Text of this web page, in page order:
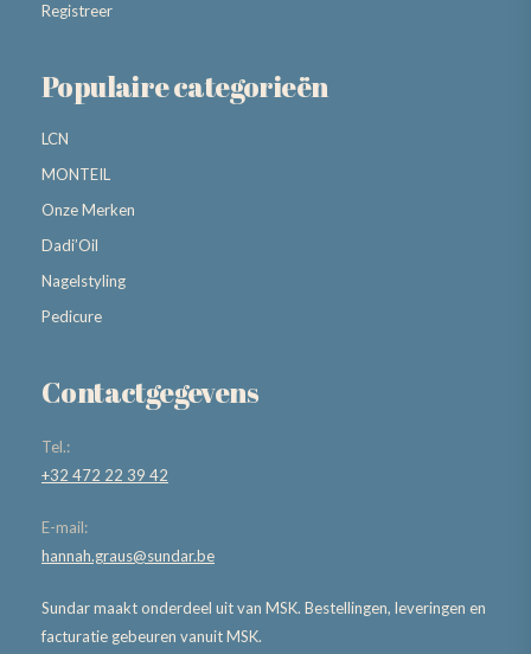
Registreer
Populaire categorieën
LCN
MONTEIL
Onze Merken
Dadi’Oil
Nagelstyling
Pedicure
Contactgegevens
Tel.:
+32 472 22 39 42
E-mail:
hannah.graus@sundar.be
Sundar maakt onderdeel uit van MSK. Bestellingen, leveringen en
facturatie gebeuren vanuit MSK.